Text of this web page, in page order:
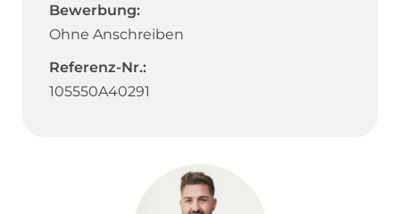
Bewerbung:
Ohne Anschreiben
Referenz-Nr.:
105550A40291